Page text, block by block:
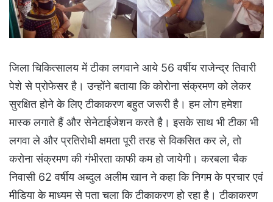
जिला चिकित्सालय में टीका लगवाने आये 56 वर्षीय राजेन्द्र तिवारी
पेशे से प्रोफेसर है। उन्होंने बताया कि कोरोना संक्रमण को लेकर
सुरक्षित होने के लिए टीकाकरण बहुत जरूरी है। हम लोग हमेशा
मास्क लगाते हैं और सेनेटाईजेशन करते है। इसके साथ भी टीका भी
लगवा ले और प्रतिरोधी क्षमता पूरी तरह से विकसित कर ले, तो
करोना संक्रमण की गंभीरता काफी कम हो जायेगी। करबला चैक
निवासी 62 वर्षीय अब्दुल अलीम खान ने कहा कि निगम के प्रचार एवं
मीडिया के माध्यम से पता चला कि टीकाकरण हो रहा है। टीकाकरण